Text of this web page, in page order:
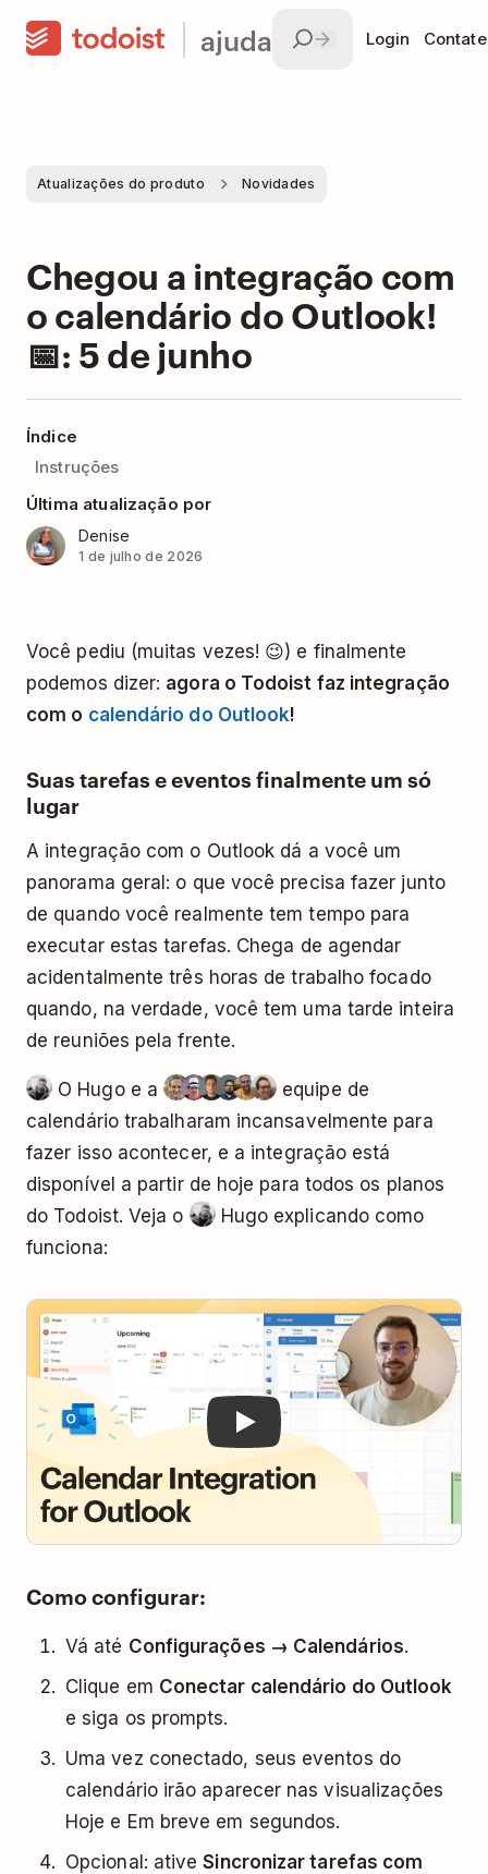
ajuda Login
Atualizações do produto Novidades
Chegou a integração com
o calendário do Outlook!
📅: 5 de junho
Índice
Instruções
Última atualização por
Denise
1 de julho de 2026
Você pediu (muitas vezes! 😉) e finalmente
podemos dizer: agora o Todoist faz integração
com o calendário do Outlook!
Suas tarefas e eventos finalmente um só
lugar
A integração com o Outlook dá a você um
panorama geral: o que você precisa fazer junto
de quando você realmente tem tempo para
executar estas tarefas. Chega de agendar
acidentalmente três horas de trabalho focado
quando, na verdade, você tem uma tarde inteira
de reuniões pela frente.
O Hugo e a
equipe de
calendário trabalharam incansavelmente para
fazer isso acontecer, e a integração está
disponível a partir de hoje para todos os planos
do Todoist. Veja o
Hugo explicando como
funciona:
Play
Como configurar:
Vá até Configurações → Calendários.
Clique em Conectar calendário do Outlook
e siga os prompts.
Uma vez conectado, seus eventos do
calendário irão aparecer nas visualizações
Hoje e Em breve em segundos.
Opcional: ativeSincronizar tarefas com